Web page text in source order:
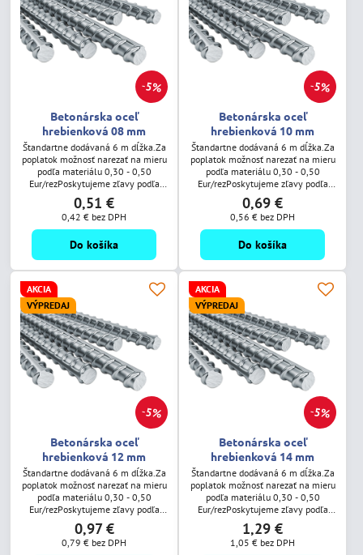
5%
Betonárska oceľ
hrebienková 08 mm
Štandartne dodávaná 6 m dĺžka.Za
poplatok možnosť narezať na mieru
podľa materiálu 0,30 - 0,50
Eur/rezPoskytujeme zľavy podľa
odobratého množstva.
0,51 €
0,42 € bez DPH
Do košíka
5%
Betonárska oceľ
hrebienková 10 mm
Štandartne dodávaná 6 m dĺžka.Za
poplatok možnosť narezať na mieru
podľa materiálu 0,30 - 0,50
Eur/rezPoskytujeme zľavy podľa
odobratého množstva.
0,69 €
0,56 € bez DPH
Do košíka
5%
AKCIA
VÝPREDAJ
Betonárska oceľ
hrebienková 12 mm
Štandartne dodávaná 6 m dĺžka.Za
poplatok možnosť narezať na mieru
podľa materiálu 0,30 - 0,50
Eur/rezPoskytujeme zľavy podľa
odobratého množstva.
0,97 €
0,79 € bez DPH
5%
AKCIA
VÝPREDAJ
Betonárska oceľ
hrebienková 14 mm
Štandartne dodávaná 6 m dĺžka.Za
poplatok možnosť narezať na mieru
podľa materiálu 0,30 - 0,50
Eur/rezPoskytujeme zľavy podľa
odobratého množstva.
1,29 €
1,05 € bez DPH